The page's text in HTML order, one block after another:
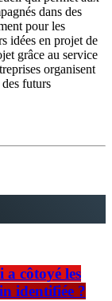
dans des
pour les
idées en projet de
grâce au service
organisent
futurs
côtoyé les
identifiée ?